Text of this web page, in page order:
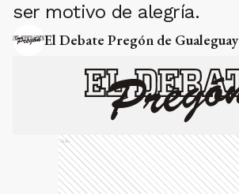
ser motivo de alegría.
El Debate Pregón de Gualeguay
Ads